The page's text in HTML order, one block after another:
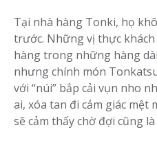
Tại nhà hàng Tonki, họ
trước. Những vị thực
hàng trong những hàng
nhưng chính món
với “núi” bắp cải vụn nho
ai, xóa tan đi cảm giác mệt
sẽ cảm thấy chờ đợi cũng